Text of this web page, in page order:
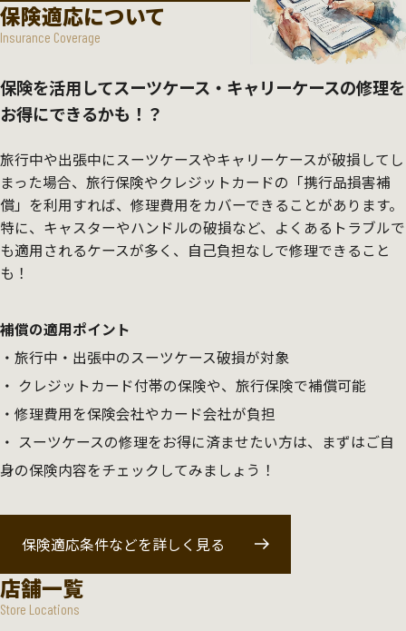
保険適応について
Insurance Coverage
保険を活用してスーツケース・キャリーケースの修理を
お得にできるかも！？
旅行中や出張中にスーツケースやキャリーケースが破損してし
まった場合、旅行保険やクレジットカードの「携行品損害補
償」を利用すれば、修理費用をカバーできることがあります。
特に、キャスターやハンドルの破損など、よくあるトラブルで
も適用されるケースが多く、自己負担なしで修理できること
も！
補償の適用ポイント
旅行中・出張中のスーツケース破損が対象
クレジットカード付帯の保険や、旅行保険で補償可能
修理費用を保険会社やカード会社が負担
スーツケースの修理をお得に済ませたい方は、まずはご自
身の保険内容をチェックしてみましょう！
保険適応条件などを詳しく見る
店舗一覧
Store Locations